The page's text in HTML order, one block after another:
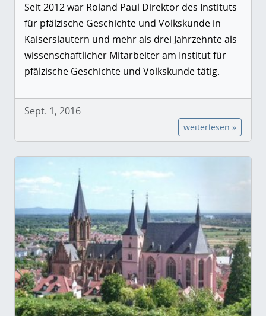
Seit 2012 war Roland Paul Direktor des Instituts
für pfälzische Geschichte und Volkskunde in
Kaiserslautern und mehr als drei Jahrzehnte als
wissenschaftlicher Mitarbeiter am Institut für
pfälzische Geschichte und Volkskunde tätig.
Sept. 1, 2016
weiterlesen »